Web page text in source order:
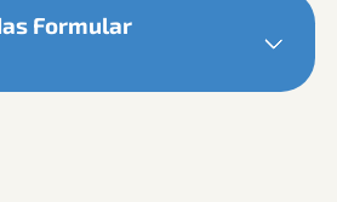
Formular
und ohne Aufwand hier